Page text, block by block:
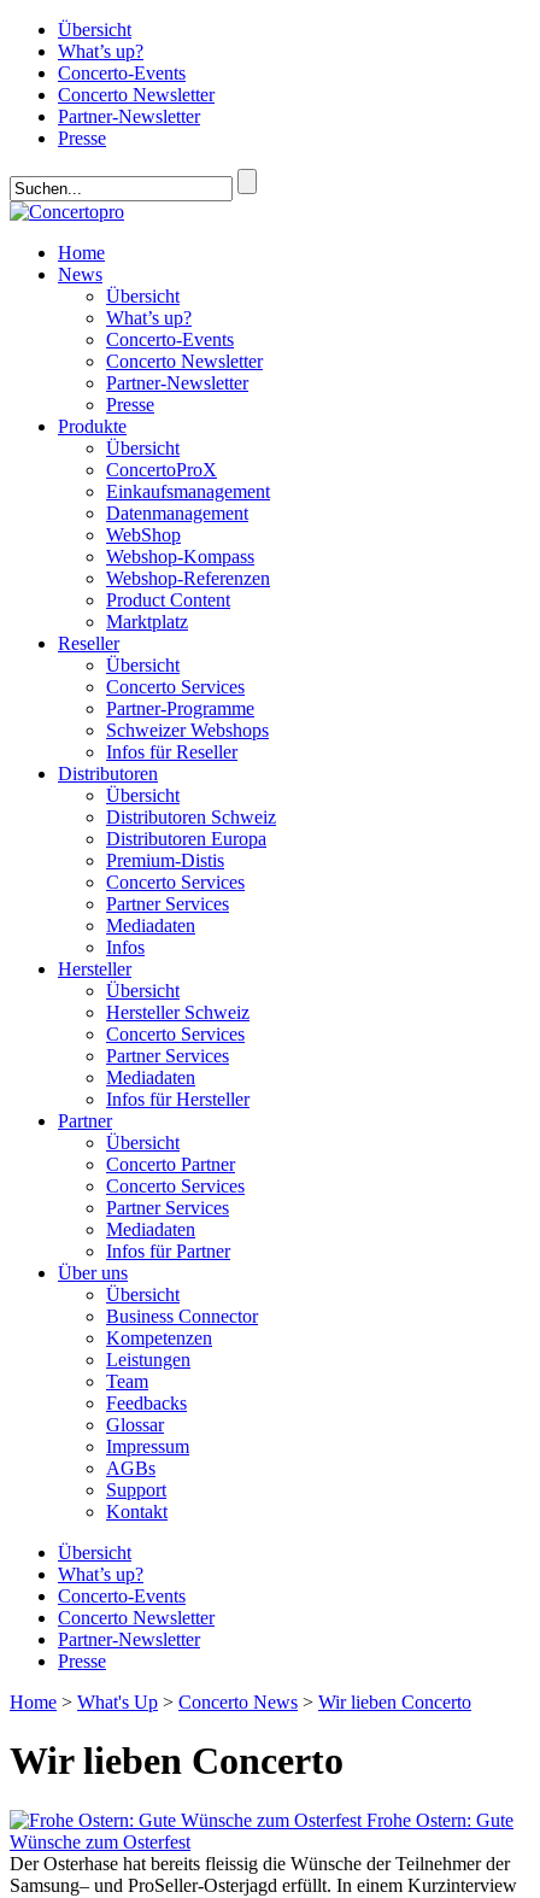
Übersicht
What’s up?
Concerto-Events
Concerto Newsletter
Partner-Newsletter
Presse
Home
News
Übersicht
What’s up?
Concerto-Events
Concerto Newsletter
Partner-Newsletter
Presse
Produkte
Übersicht
ConcertoProX
Einkaufsmanagement
Datenmanagement
WebShop
Webshop-Kompass
Webshop-Referenzen
Product Content
Marktplatz
Reseller
Übersicht
Concerto Services
Partner-Programme
Schweizer Webshops
Infos für Reseller
Distributoren
Übersicht
Distributoren Schweiz
Distributoren Europa
Premium-Distis
Concerto Services
Partner Services
Mediadaten
Infos
Hersteller
Übersicht
Hersteller Schweiz
Concerto Services
Partner Services
Mediadaten
Infos für Hersteller
Partner
Übersicht
Concerto Partner
Concerto Services
Partner Services
Mediadaten
Infos für Partner
Über uns
Übersicht
Business Connector
Kompetenzen
Leistungen
Team
Feedbacks
Glossar
Impressum
AGBs
Support
Kontakt
Übersicht
What’s up?
Concerto-Events
Concerto Newsletter
Partner-Newsletter
Presse
Home > What's Up > Concerto News > Wir lieben Concerto
Wir lieben Concerto
Frohe Ostern: Gute
Wünsche zum Osterfest
Der Osterhase hat bereits fleissig die Wünsche der Teilnehmer der
Samsung– und ProSeller-Osterjagd erfüllt. In einem Kurzinterview